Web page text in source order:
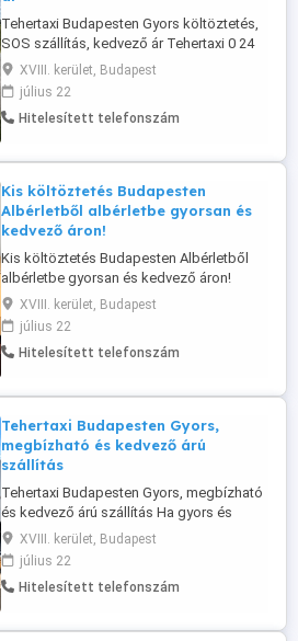
Tehertaxi Budapesten Gyors költöztetés,
SOS szállítás, kedvező ár Tehertaxi 0 24
Budapesten és környékén! Gyors fuvar,
hétvégén is elérhető, Akár azonnali
indulás, megbízható költöztetés, olcsó
szállítás. Üdvözlünk a Szuper Tehertaxi
megfizethető tehertaxi szolgáltatást ...
XVIII. kerület, Budapest
július 22
Hitelesített telefonszám
Kis költöztetés Budapesten
Albérletből albérletbe gyorsan és
kedvező áron!
Kis költöztetés Budapesten Albérletből
albérletbe gyorsan és kedvező áron!
Költözöl egyik albérletből a másikba?
Nem kell nagy költöztető autót bérelned
vagy több napot szervezkedned. A
Szuper Tehertaxi gyors és rugalmas
Budapest egész területén és Pest
vármegyében. Legyen ...
XVIII. kerület, Budapest
július 22
Hitelesített telefonszám
Tehertaxi Budapesten Gyors,
megbízható és kedvező árú
szállítás
Tehertaxi Budapesten Gyors, megbízható
és kedvező árú szállítás Ha gyors és
megbízható tehertaxi szolgáltatásra van
szükséged Budapesten vagy Pest
vármegyében, a Szuper Tehertaxi készen
áll segíteni. Legyen szó bútorok,
egyéb nagyobb csomagok szállításáról,
XVIII. kerület, Budapest
július 22
Hitelesített telefonszám